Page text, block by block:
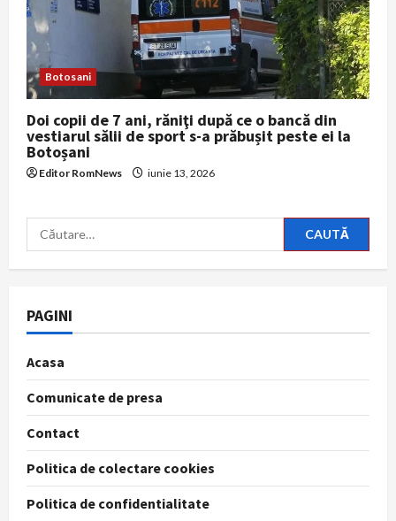
Botosani
Doi copii de 7 ani, răniţi după ce o bancă din
vestiarul sălii de sport s-a prăbușit peste ei la
Botoșani
Editor RomNews iunie 13, 2026
Caută
după:
PAGINI
Acasa
Comunicate de presa
Contact
Politica de colectare cookies
Politica de confidentialitate